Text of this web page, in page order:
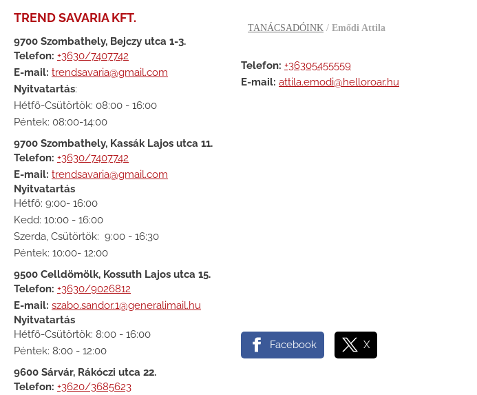
TREND SAVARIA KFT.
9700 Szombathely, Bejczy utca 1-3.
Telefon: +3630/7407742
E-mail: trendsavaria@gmail.com
Nyitvatartás:
Hétfő-Csütörtök: 08:00 - 16:00
Péntek: 08:00-14:00
9700 Szombathely, Kassák Lajos utca 11.
Telefon: +3630/7407742
E-mail: trendsavaria@gmail.com
Nyitvatartás
Hétfő: 9:00- 16:00
Kedd: 10:00 - 16:00
Szerda, Csütörtök: 9:00 - 16:30
Péntek: 10:00- 12:00
9500 Celldömölk, Kossuth Lajos utca 15.
Telefon: +3630/9026812
E-mail: szabo.sandor.1@generalimail.hu
Nyitvatartás
Hétfő-Csütörtök: 8:00 - 16:00
Péntek: 8:00 - 12:00
9600 Sárvár, Rákóczi utca 22.
Telefon: +3620/3685623
TANÁCSADÓINK / Emődi Attila
Telefon: +36305455559
E-mail: attila.emodi@helloroar.hu
Facebook X